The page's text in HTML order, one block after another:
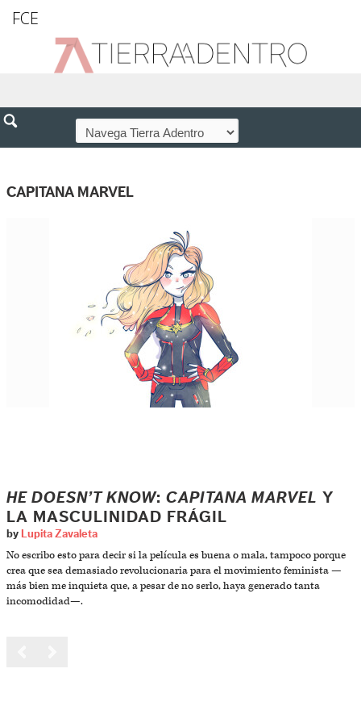
FCE
CAPITANA MARVEL
HE DOESN’T KNOW: CAPITANA MARVEL Y
LA MASCULINIDAD FRÁGIL
by Lupita Zavaleta
No escribo esto para decir si la película es buena o mala, tampoco porque
crea que sea demasiado revolucionaria para el movimiento feminista —
más bien me inquieta que, a pesar de no serlo, haya generado tanta
incomodidad—.